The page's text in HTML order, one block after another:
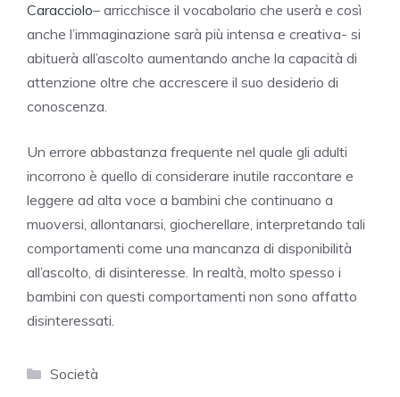
Caracciolo– arricchisce il vocabolario che userà e così
anche l’immaginazione sarà più intensa e creativa- si
abituerà all’ascolto aumentando anche la capacità di
attenzione oltre che accrescere il suo desiderio di
conoscenza.
Un errore abbastanza frequente nel quale gli adulti
incorrono è quello di considerare inutile raccontare e
leggere ad alta voce a bambini che continuano a
muoversi, allontanarsi, giocherellare, interpretando tali
comportamenti come una mancanza di disponibilità
all’ascolto, di disinteresse. In realtà, molto spesso i
bambini con questi comportamenti non sono affatto
disinteressati.
Categorie
Società